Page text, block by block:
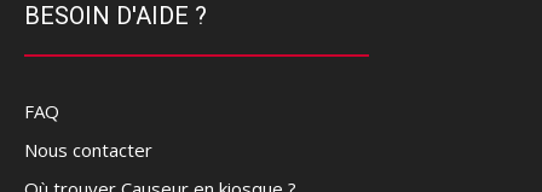
BESOIN D'AIDE ?
FAQ
Nous contacter